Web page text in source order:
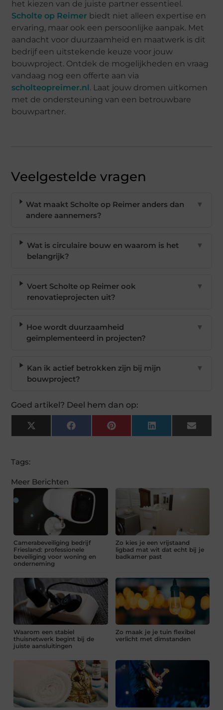
het kiezen van de juiste partner essentieel.
Scholte op Reimer biedt niet alleen expertise en
ervaring, maar ook een persoonlijke aanpak. Met
aandacht voor duurzaamheid en maatwerk is dit
bedrijf een uitstekende keuze voor jouw
bouwproject. Ontdek de mogelijkheden en vraag
vandaag nog een offerte aan via
scholteopreimer.nl . Laat jouw dromen uitkomen
met de ondersteuning van een betrouwbare
bouwpartner.
Veelgestelde vragen
Wat maakt Scholte op Reimer anders dan
andere aannemers?
▼
Wat is circulaire bouw en waarom is het
belangrijk?
▼
Voert Scholte op Reimer ook
renovatieprojecten uit?
▼
Hoe wordt duurzaamheid
geïmplementeerd in projecten?
▼
Kan ik actief betrokken zijn bij mijn
bouwproject?
▼
Goed artikel? Deel hem dan op:
X
(Twitter)
FacebookPinterest LinkedIn Email
Tags:
Meer Berichten
Camerabeveiliging bedrijf
Friesland: professionele
beveiliging voor woning en
onderneming
Zo kies je een vrijstaand
ligbad mat wit dat echt bij je
badkamer past
Waarom een stabiel
thuisnetwerk begint bij de
juiste aansluitingen
Zo maak je je tuin flexibel
verlicht met dimstanden